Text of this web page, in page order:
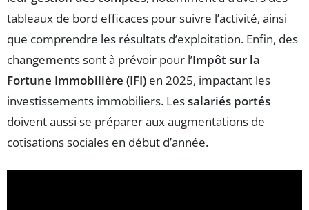
tableaux de bord efficaces pour suivre l’activité, ainsi
que comprendre les résultats d’exploitation. Enfin, des
changements sont à prévoir pour l’Impôt sur la
Fortune Immobilière (IFI) en 2025, impactant les
investissements immobiliers. Lessalariés portés
doivent aussi se préparer aux augmentations de
cotisations sociales en début d’année.